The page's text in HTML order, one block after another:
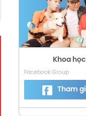
Khoa
Facebook Group
Tham